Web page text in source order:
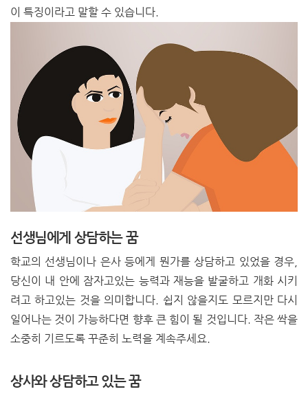
이 특징이라고 말할 수 있습니다.
선생님에게 상담하는 꿈
학교의 선생님이나 은사 등에게 뭔가를 상담하고 있었을 경우,
당신이 내 안에 잠자고있는 능력과 재능을 발굴하고 개화 시키
려고 하고있는 것을 의미합니다. 쉽지 않을지도 모르지만 다시
일어나는 것이 가능하다면 향후 큰 힘이 될 것입니다. 작은 싹을
소중히 기르도록 꾸준히 노력을 계속주세요.
상사와 상담하고 있는 꿈